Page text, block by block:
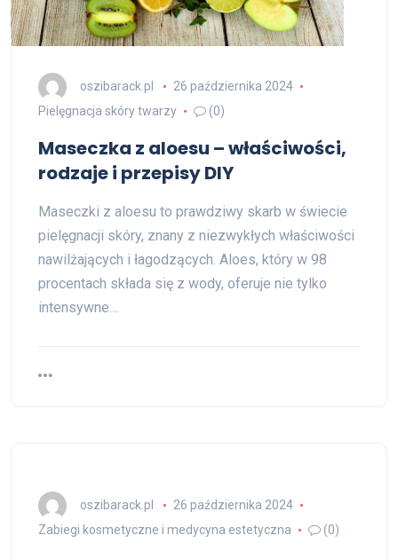
oszibarack.pl
26 października 2024
Pielęgnacja skóry twarzy
(0)
Maseczka z aloesu – właściwości,
rodzaje i przepisy DIY
Maseczki z aloesu to prawdziwy skarb w świecie
pielęgnacji skóry, znany z niezwykłych właściwości
nawilżających i łagodzących. Aloes, który w 98
procentach składa się z wody, oferuje nie tylko
intensywne…
oszibarack.pl
26 października 2024
Zabiegi kosmetyczne i medycyna estetyczna
(0)